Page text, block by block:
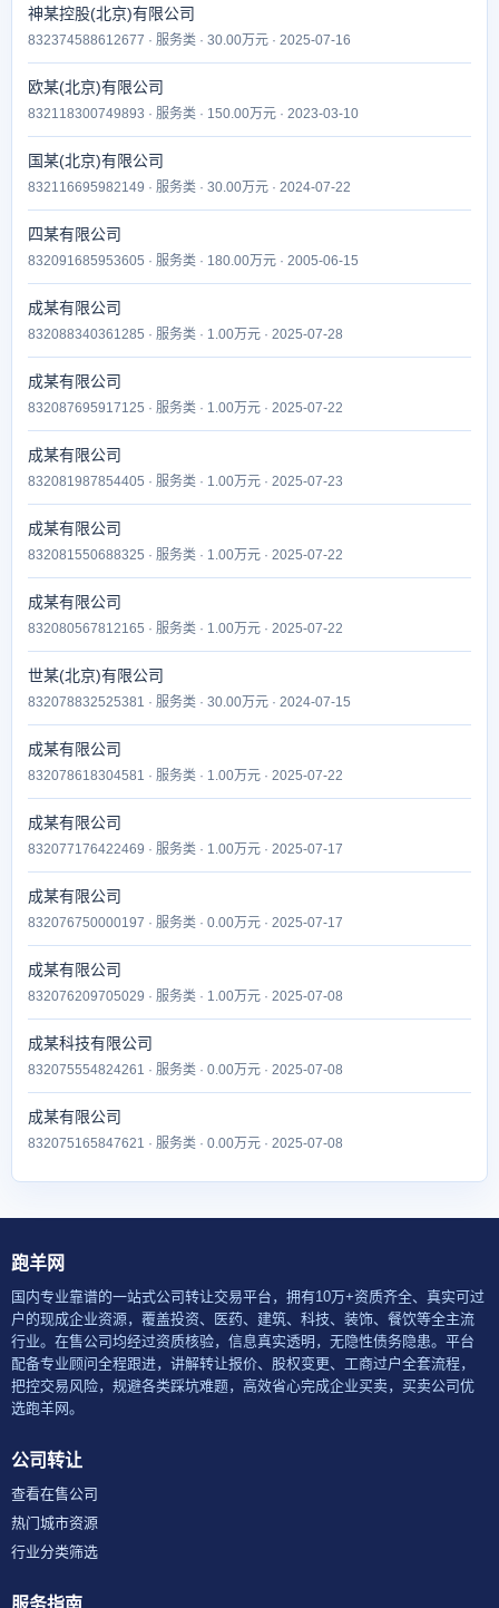
神某控股(北京)有限公司
832374588612677 · 服务类 · 30.00万元 · 2025-07-16
欧某(北京)有限公司
832118300749893 · 服务类 · 150.00万元 · 2023-03-10
国某(北京)有限公司
832116695982149 · 服务类 · 30.00万元 · 2024-07-22
四某有限公司
832091685953605 · 服务类 · 180.00万元 · 2005-06-15
成某有限公司
832088340361285 · 服务类 · 1.00万元 · 2025-07-28
成某有限公司
832087695917125 · 服务类 · 1.00万元 · 2025-07-22
成某有限公司
832081987854405 · 服务类 · 1.00万元 · 2025-07-23
成某有限公司
832081550688325 · 服务类 · 1.00万元 · 2025-07-22
成某有限公司
832080567812165 · 服务类 · 1.00万元 · 2025-07-22
世某(北京)有限公司
832078832525381 · 服务类 · 30.00万元 · 2024-07-15
成某有限公司
832078618304581 · 服务类 · 1.00万元 · 2025-07-22
成某有限公司
832077176422469 · 服务类 · 1.00万元 · 2025-07-17
成某有限公司
832076750000197 · 服务类 · 0.00万元 · 2025-07-17
成某有限公司
832076209705029 · 服务类 · 1.00万元 · 2025-07-08
成某科技有限公司
832075554824261 · 服务类 · 0.00万元 · 2025-07-08
成某有限公司
832075165847621 · 服务类 · 0.00万元 · 2025-07-08
跑羊网
国内专业靠谱的一站式公司转让交易平台，拥有10万+资质齐全、真实可过
户的现成企业资源，覆盖投资、医药、建筑、科技、装饰、餐饮等全主流
行业。在售公司均经过资质核验，信息真实透明，无隐性债务隐患。平台
配备专业顾问全程跟进，讲解转让报价、股权变更、工商过户全套流程，
把控交易风险，规避各类踩坑难题，高效省心完成企业买卖，买卖公司优
选跑羊网。
公司转让
查看在售公司
热门城市资源
行业分类筛选
服务指南